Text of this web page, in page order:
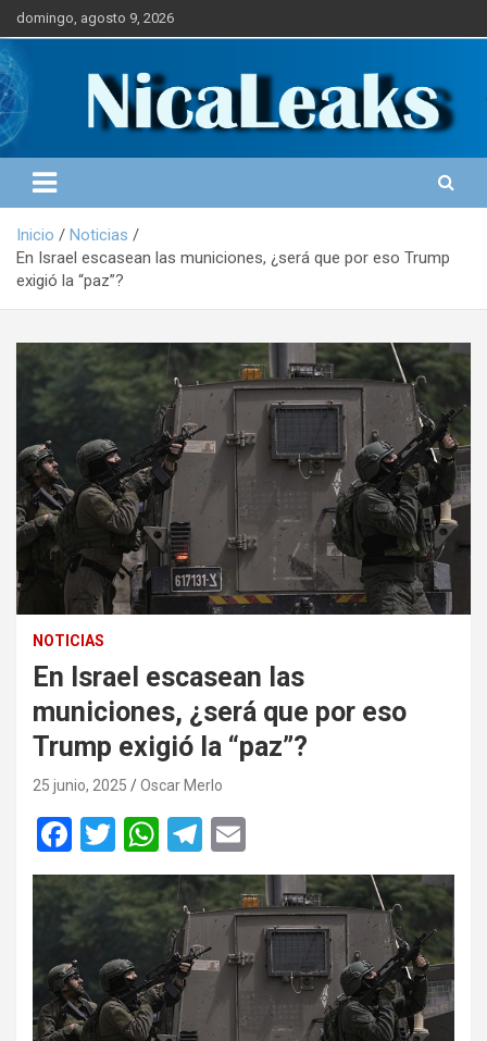
a
l
t
a
r
a
n
domingo, agosto 9, 2026
NICALEAKS
Portal de Noticias
Inicio
Noticias
En Israel escasean las municiones, ¿será que por eso Trump
exigió la “paz”?
NOTICIAS
En Israel escasean las
municiones, ¿será que por eso
Trump exigió la “paz”?
25 junio, 2025 Oscar Merlo
F
a
ce
b
o
o
T
wi
tt
er
W
h
at
s
A
p
T
el
e
gr
a
m
m
ail